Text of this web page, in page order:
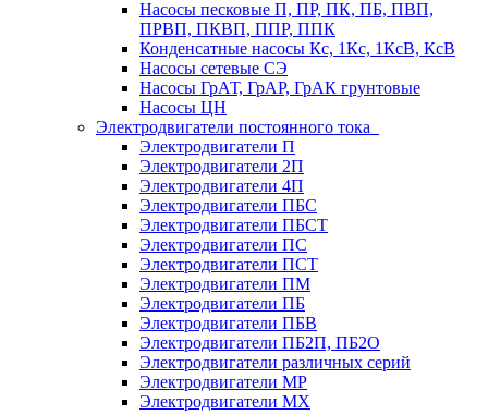
Насосы песковые П, ПР, ПК, ПБ, ПВП,
ПРВП, ПКВП, ППР, ППК
Конденсатные насосы Кс, 1Кс, 1КсВ, КсВ
Насосы сетевые СЭ
Насосы ГрАТ, ГрАР, ГрАК грунтовые
Насосы ЦН
Электродвигатели постоянного тока
Электродвигатели П
Электродвигатели 2П
Электродвигатели 4П
Электродвигатели ПБС
Электродвигатели ПБСТ
Электродвигатели ПС
Электродвигатели ПСТ
Электродвигатели ПМ
Электродвигатели ПБ
Электродвигатели ПБВ
Электродвигатели ПБ2П, ПБ2О
Электродвигатели различных серий
Электродвигатели МР
Электродвигатели MX